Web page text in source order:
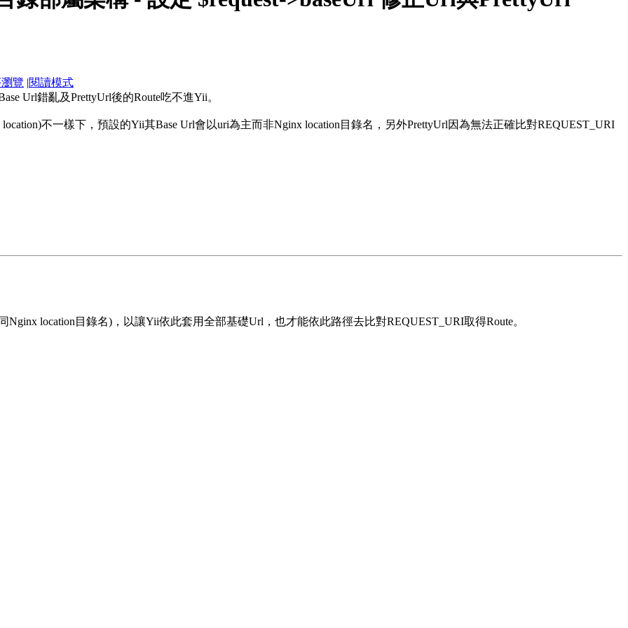
覽 |閱讀模式
Url錯亂及PrettyUrl後的Route吃不進Yii。
不一樣下，預設的Yii其Base Url會以uri為主而非Nginx location目錄名，另外PrettyUrl因為無法正確比對REQUEST_URI
Nginx location目錄名)，以讓Yii依此套用全部基礎Url，也才能依此路徑去比對REQUEST_URI取得Route。